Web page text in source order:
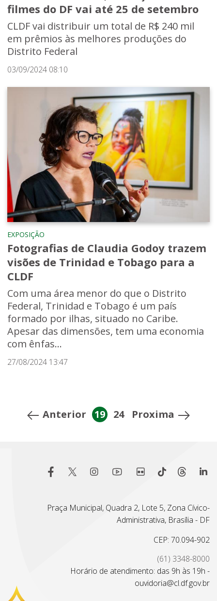
filmes do DF vai até 25 de setembro
CLDF vai distribuir um total de R$ 240 mil
em prêmios às melhores produções do
Distrito Federal
03/09/2024 08:10
EXPOSIÇÃO
Fotografias de Claudia Godoy trazem
visões de Trinidad e Tobago para a
CLDF
Com uma área menor do que o Distrito
Federal, Trinidad e Tobago é um país
formado por ilhas, situado no Caribe.
Apesar das dimensões, tem uma economia
com ênfas...
27/08/2024 13:47
Anterior 19 24 Proxima
Praça Municipal, Quadra 2, Lote 5, Zona Cívico-
Administrativa, Brasília - DF
CEP: 70.094-902
(61) 3348-8000
Horário de atendimento: das 9h às 19h -
ouvidoria@cl.df.gov.br